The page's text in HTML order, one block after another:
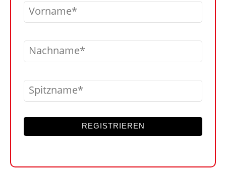
Vorname
Nachname
Spitzname
REGISTRIEREN